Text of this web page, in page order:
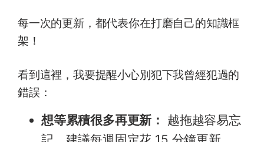
每一次的更新，都代表你在打磨自己的知識框
架！
看到這裡，我要提醒小心別犯下我曾經犯過的
錯誤：
想等累積很多再更新： 越拖越容易忘